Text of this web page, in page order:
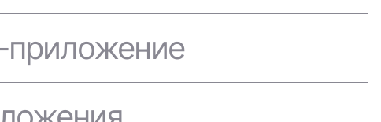
приложение